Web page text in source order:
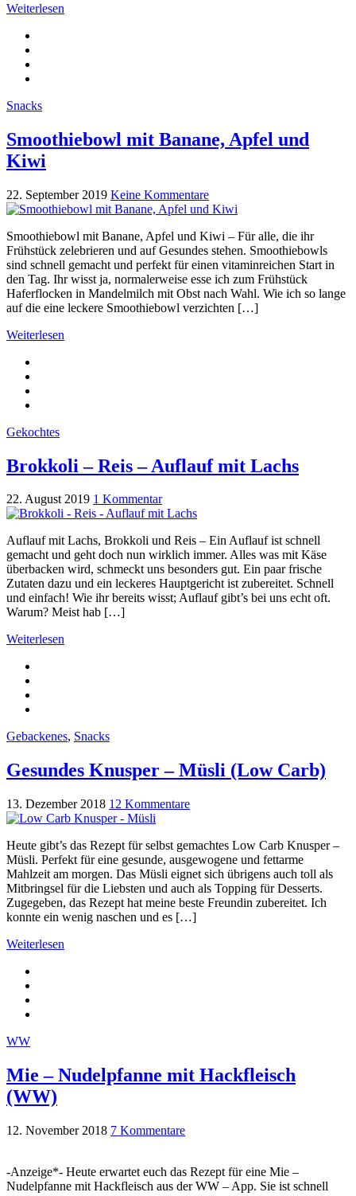
Weiterlesen
Snacks
Smoothiebowl mit Banane, Apfel und
Kiwi
22. September 2019 Keine Kommentare
Smoothiebowl mit Banane, Apfel und Kiwi – Für alle, die ihr
Frühstück zelebrieren und auf Gesundes stehen. Smoothiebowls
sind schnell gemacht und perfekt für einen vitaminreichen Start in
den Tag. Ihr wisst ja, normalerweise esse ich zum Frühstück
Haferflocken in Mandelmilch mit Obst nach Wahl. Wie ich so lange
auf die eine leckere Smoothiebowl verzichten […]
Weiterlesen
Gekochtes
Brokkoli – Reis – Auflauf mit Lachs
22. August 2019 1 Kommentar
Auflauf mit Lachs, Brokkoli und Reis – Ein Auflauf ist schnell
gemacht und geht doch nun wirklich immer. Alles was mit Käse
überbacken wird, schmeckt uns besonders gut. Ein paar frische
Zutaten dazu und ein leckeres Hauptgericht ist zubereitet. Schnell
und einfach! Wie ihr bereits wisst; Auflauf gibt’s bei uns echt oft.
Warum? Meist hab […]
Weiterlesen
Gebackenes, Snacks
Gesundes Knusper – Müsli (Low Carb)
13. Dezember 2018 12 Kommentare
Heute gibt’s das Rezept für selbst gemachtes Low Carb Knusper –
Müsli. Perfekt für eine gesunde, ausgewogene und fettarme
Mahlzeit am morgen. Das Müsli eignet sich übrigens auch toll als
Mitbringsel für die Liebsten und auch als Topping für Desserts.
Zugegeben, das Rezept hat meine beste Freundin zubereitet. Ich
konnte ein wenig naschen und es […]
Weiterlesen
WW
Mie – Nudelpfanne mit Hackfleisch
(WW)
12. November 2018 7 Kommentare
-Anzeige*- Heute erwartet euch das Rezept für eine Mie –
Nudelpfanne mit Hackfleisch aus der WW – App. Sie ist schnell